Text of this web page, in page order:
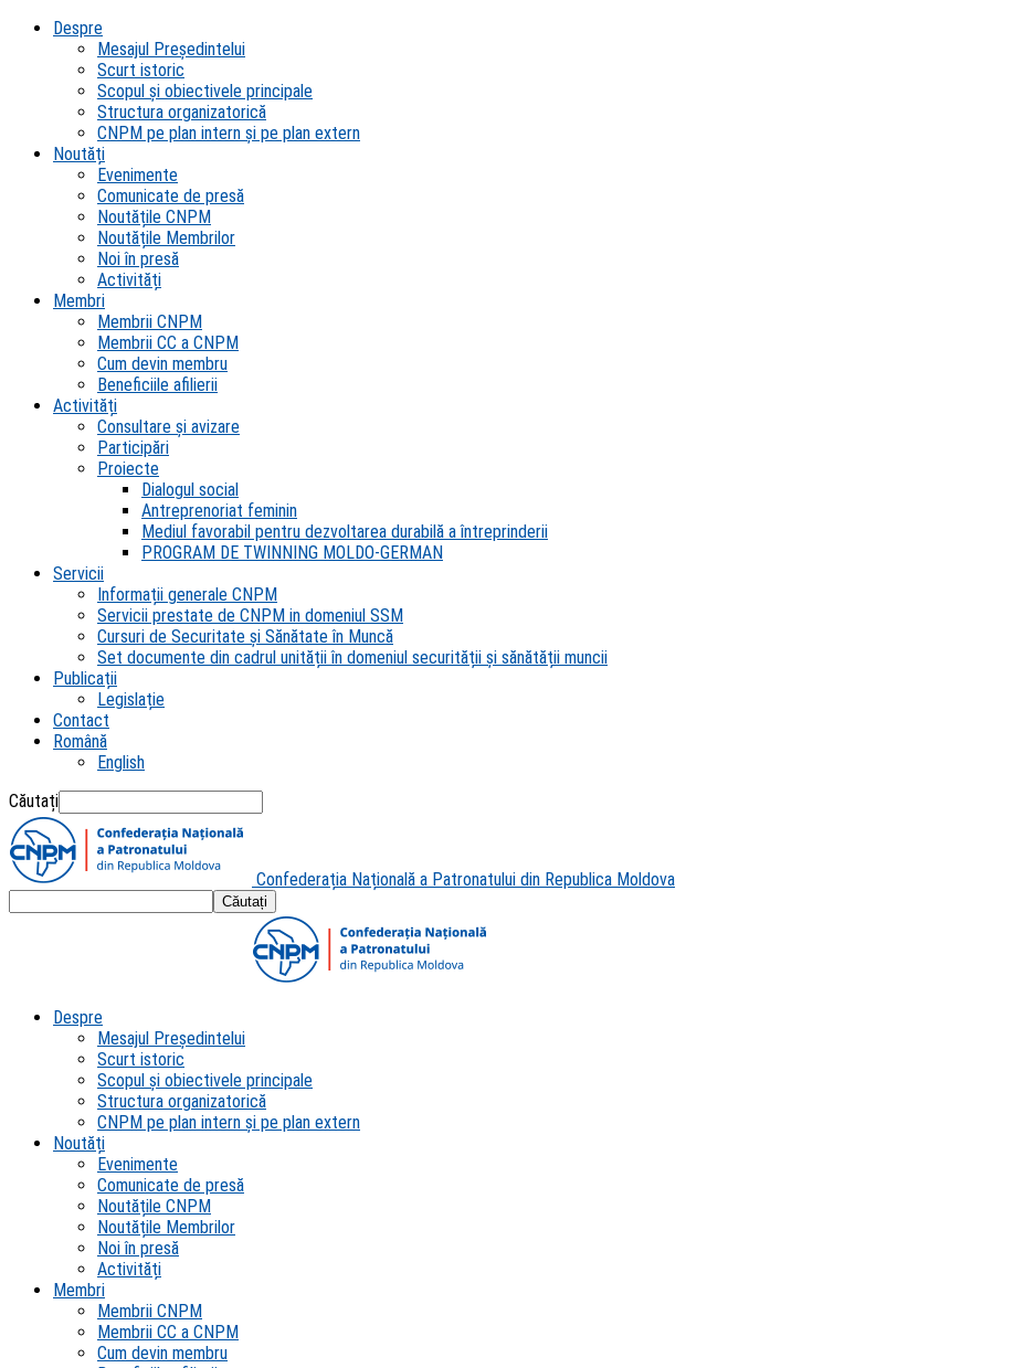
Despre
Mesajul Președintelui
Scurt istoric
Scopul şi obiectivele principale
Structura organizatorică
CNPM pe plan intern şi pe plan extern
Noutăți
Evenimente
Comunicate de presă
Noutățile CNPM
Noutățile Membrilor
Noi în presă
Activități
Membri
Membrii CNPM
Membrii CC a CNPM
Cum devin membru
Beneficiile afilierii
Activități
Consultare și avizare
Participări
Proiecte
Dialogul social
Antreprenoriat feminin
Mediul favorabil pentru dezvoltarea durabilă a întreprinderii
PROGRAM DE TWINNING MOLDO-GERMAN
Servicii
Informații generale CNPM
Servicii prestate de CNPM in domeniul SSM
Cursuri de Securitate și Sănătate în Muncă
Set documente din cadrul unității în domeniul securității și sănătății muncii
Publicații
Legislație
Contact
Română
English
Căutați
Confederația Națională a Patronatului din Republica Moldova
Despre
Mesajul Președintelui
Scurt istoric
Scopul şi obiectivele principale
Structura organizatorică
CNPM pe plan intern şi pe plan extern
Noutăți
Evenimente
Comunicate de presă
Noutățile CNPM
Noutățile Membrilor
Noi în presă
Activități
Membri
Membrii CNPM
Membrii CC a CNPM
Cum devin membru